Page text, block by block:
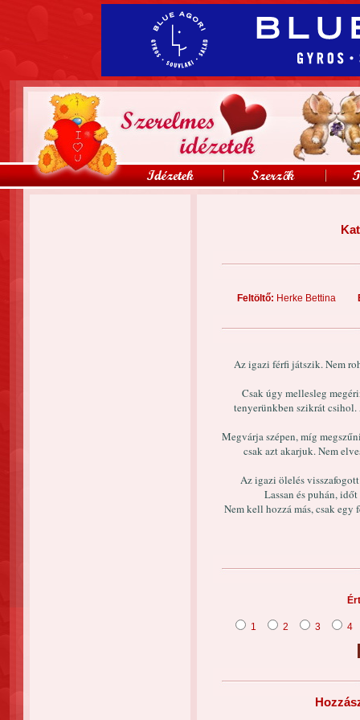
Feltöltő: Herke Bettina
Az igazi férfi játszik. Nem
Csak úgy mellesleg
tenyerünkben szikrát
Megvárja szépen, míg
csak azt akarjuk. Nem
Az igazi ölelés
Lassan és puhán,
Nem kell hozzá más, csak
1 2 3 4